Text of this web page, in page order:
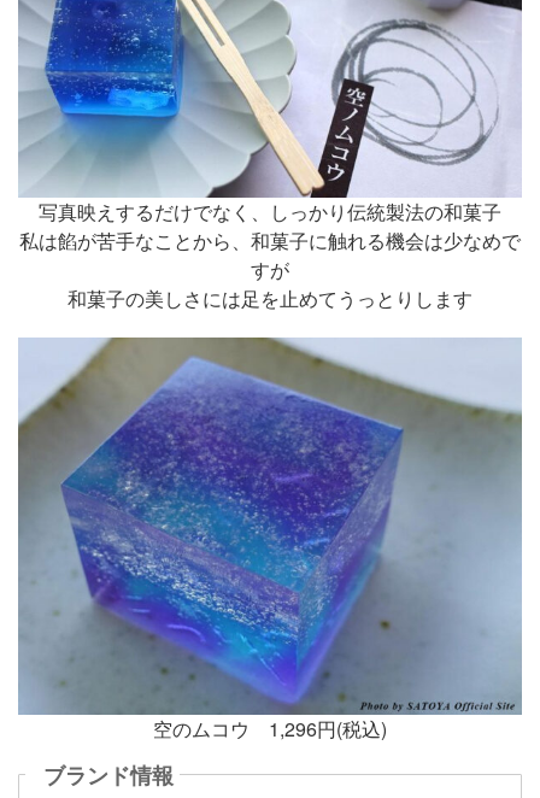
写真映えするだけでなく、しっかり伝統製法の和菓子
私は餡が苦手なことから、和菓子に触れる機会は少なめで
すが
和菓子の美しさには足を止めてうっとりします
空のムコウ 1,296円(税込)
ブランド情報